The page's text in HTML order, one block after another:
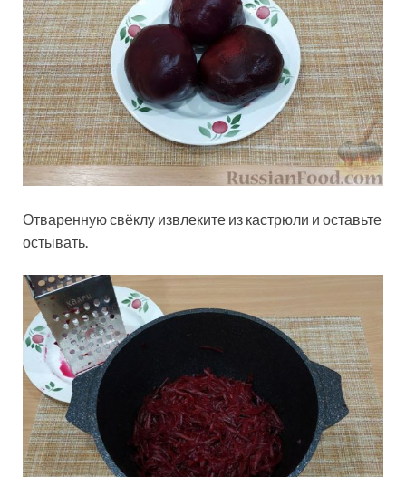
Отваренную свёклу извлеките из кастрюли и оставьте
остывать.